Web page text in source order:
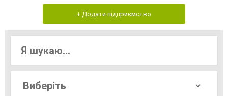
+ Додати підприємство